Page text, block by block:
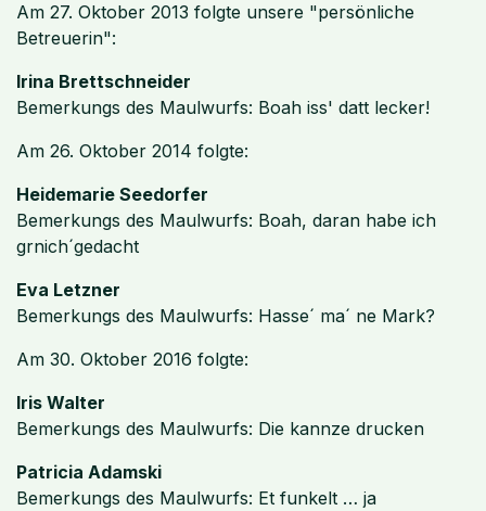
Am 27. Oktober 2013 folgte unsere "persönliche
Betreuerin":
Irina Brettschneider
Bemerkungs des Maulwurfs: Boah iss' datt lecker!
Am 26. Oktober 2014 folgte:
Heidemarie Seedorfer
Bemerkungs des Maulwurfs: Boah, daran habe ich
grnich´gedacht
Eva Letzner
Bemerkungs des Maulwurfs: Hasse´ ma´ ne Mark?
Am 30. Oktober 2016 folgte:
Iris Walter
Bemerkungs des Maulwurfs: Die kannze drucken
Patricia Adamski
Bemerkungs des Maulwurfs: Et funkelt … ja